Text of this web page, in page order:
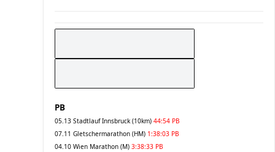
PB
05.13 Stadtlauf Innsbruck (10km) 44:54 PB
07.11 Gletschermarathon (HM) 1:38:03 PB
04.10 Wien Marathon (M) 3:38:33 PB